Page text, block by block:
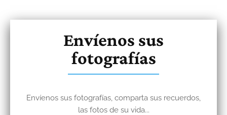
Envíenos sus
fotografías
Envíenos sus fotografías, comparta sus recuerdos,
las fotos de su vida...